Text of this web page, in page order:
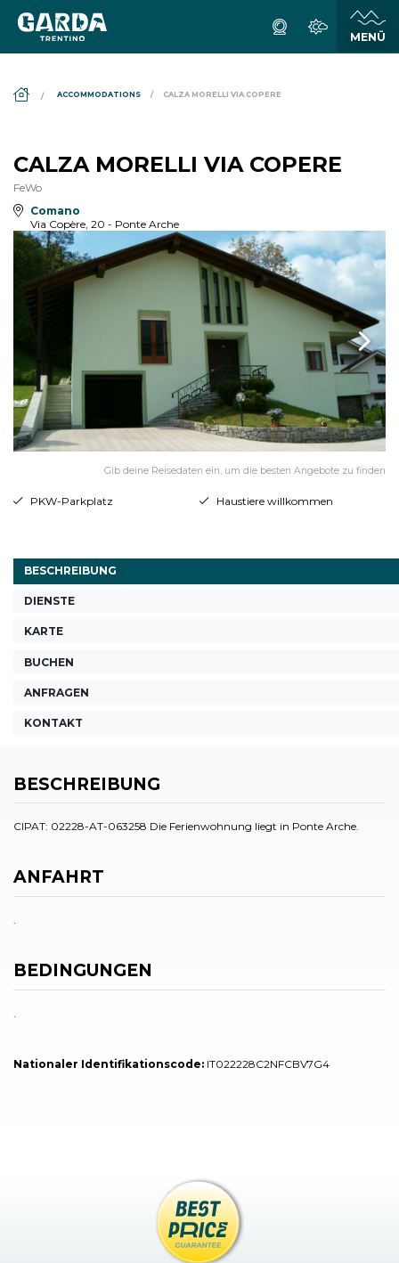
ACCOMMODATIONS CALZA MORELLI VIA COPERE
CALZA MORELLI VIA COPERE
FeWo
Comano
Via Copère, 20 - Ponte Arche
Gib deine Reisedaten ein, um die besten Angebote zu finden
PKW-Parkplatz Haustiere willkommen
BESCHREIBUNG
DIENSTE
KARTE
BUCHEN
ANFRAGEN
KONTAKT
BESCHREIBUNG
CIPAT: 02228-AT-063258 Die Ferienwohnung liegt in Ponte Arche.
ANFAHRT
.
BEDINGUNGEN
Nationaler Identifikationscode: IT022228C2NFCBV7G4